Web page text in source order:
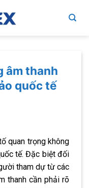
âm thanh
quốc tế
quan trọng không
tế. Đặc biệt đối
tham dự từ các
thanh cần phải rõ